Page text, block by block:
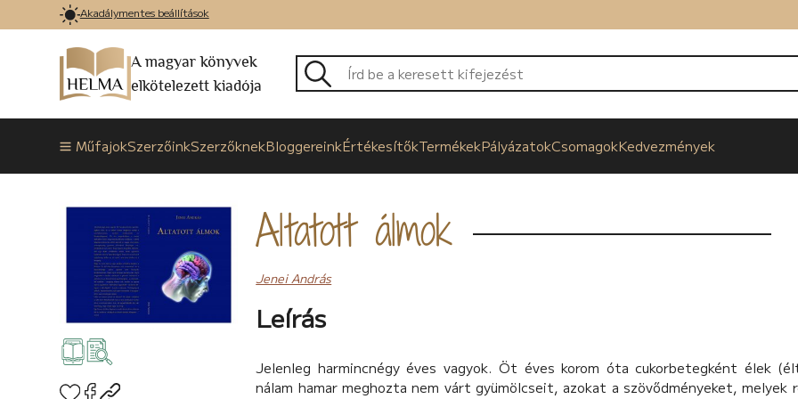
Akadálymentes beállítások
A magyar könyvek
elkötelezett kiadója
MűfajokSzerzőinkSzerzőknekBloggereinkÉrtékesítőkTermékekPályázatokCsomagokKedvezmények
Altatott álmok
Jenei András
Leírás
Jelenleg harmincnégy éves vagyok. Öt éves korom óta cukorbetegként élek
nálam hamar meghozta nem várt gyümölcseit, azokat a szövődményeket, melyek